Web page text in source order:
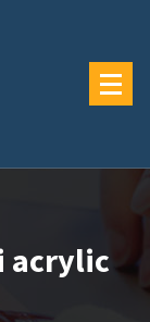
acrylic